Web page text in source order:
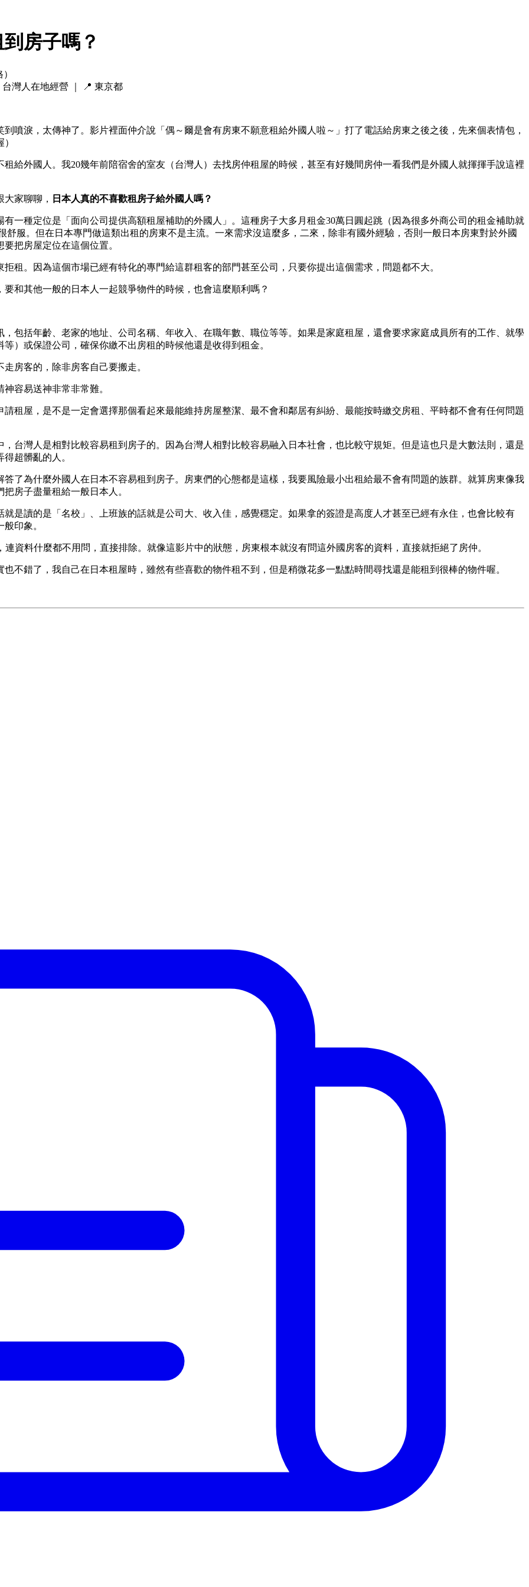
房子嗎？
台灣人在地經營 ｜ 📍 東京都
噴淚，太傳神了。影片裡面仲介說「偶～爾是會有房東不願意租給外國人啦～」打了電話給房東之後之後，先來個表情包，
給外國人。我20幾年前陪宿舍的室友（台灣人）去找房仲租屋的時候，甚至有好幾間房仲一看我們是外國人就揮揮手說這裡
家聊聊， 日本人真的不喜歡租房子給外國人嗎？
一種定位是「面向公司提供高額租屋補助的外國人」。這種房子大多月租金30萬日圓起跳（因為很多外商公司的租金補助就
服。但在日本專門做這類出租的房東不是主流。一來需求沒這麼多，二來，除非有國外經驗，否則一般日本房東對於外國
把房屋定位在這個位置。
租。因為這個市場已經有特化的專門給這群租客的部門甚至公司，只要你提出這個需求，問題都不大。
和其他一般的日本人一起競爭物件的時候，也會這麼順利嗎？
包括年齡、老家的地址、公司名稱、年收入、在職年數、職位等等。如果是家庭租屋，還會要求家庭成員所有的工作、就學
）或保證公司，確保你繳不出房租的時候他還是收得到租金。
房客的，除非房客自己要搬走。
容易送神非常非常難。
租屋，是不是一定會選擇那個看起來最能維持房屋整潔、最不會和鄰居有糾紛、最能按時繳交房租、平時都不會有任何問題
台灣人是相對比較容易租到房子的。因為台灣人相對比較容易融入日本社會，也比較守規矩。但是這也只是大數法則，還是
超髒亂的人。
答了為什麼外國人在日本不容易租到房子。房東們的心態都是這樣，我要風險最小出租給最不會有問題的族群。就算房東像我
房子盡量租給一般日本人。
是讀的是「名校」、上班族的話就是公司大、收入佳，感覺穩定。如果拿的簽證是高度人才甚至已經有永住，也會比較有
印象。
資料什麼都不用問，直接排除。就像這影片中的狀態，房東根本就沒有問這外國房客的資料，直接就拒絕了房仲。
不錯了，我自己在日本租屋時，雖然有些喜歡的物件租不到，但是稍微花多一點點時間尋找還是能租到很棒的物件喔。